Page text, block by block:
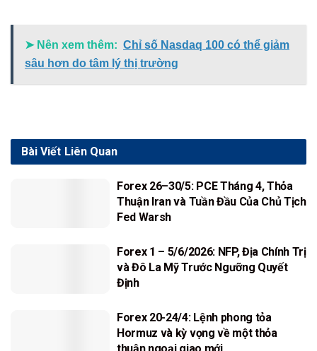
➤ Nên xem thêm: Chỉ số Nasdaq 100 có thể giảm
sâu hơn do tâm lý thị trường
Liên Quan
Bài Viết
Forex 26–30/5: PCE Tháng 4, Thỏa
Thuận Iran và Tuần Đầu Của Chủ Tịch
Fed Warsh
Forex 1 – 5/6/2026: NFP, Địa Chính Trị
và Đô La Mỹ Trước Ngưỡng Quyết
Định
Forex 20-24/4: Lệnh phong tỏa
Hormuz và kỳ vọng về một thỏa